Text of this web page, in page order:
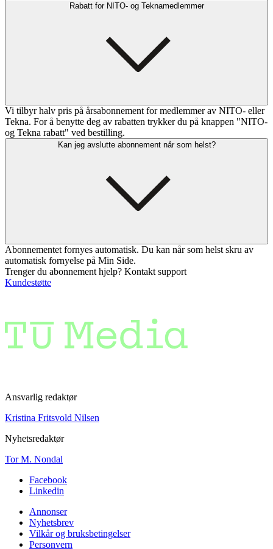
Rabatt for NITO- og Teknamedlemmer
Vi tilbyr halv pris på årsabonnement for medlemmer av NITO- eller
Tekna. For å benytte deg av rabatten trykker du på knappen "NITO-
og Tekna rabatt" ved bestilling.
Kan jeg avslutte abonnement når som helst?
Abonnementet fornyes automatisk. Du kan når som helst skru av
automatisk fornyelse på Min Side.
Trenger du abonnement hjelp? Kontakt support
Kundestøtte
Ansvarlig redaktør
Kristina Fritsvold Nilsen
Nyhetsredaktør
Tor M. Nondal
Facebook
Linkedin
Annonser
Nyhetsbrev
Vilkår og bruksbetingelser
Personvern